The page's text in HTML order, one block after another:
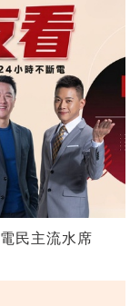
民主流水席